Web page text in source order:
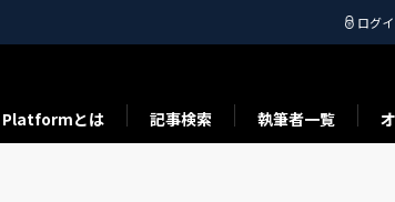
ログ
Platformとは 記事検索 執筆者一覧